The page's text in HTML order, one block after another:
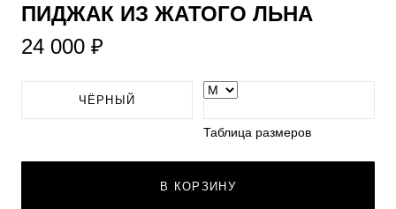
ПИДЖАК ИЗ ЖАТОГО ЛЬНА
24 000 ₽
ЧЁРНЫЙ
Таблица размеров
В КОРЗИНУ